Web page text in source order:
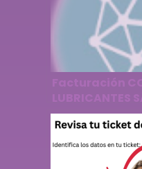
Descargar